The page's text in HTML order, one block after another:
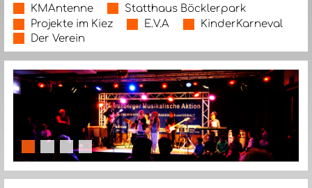
KMAntenne
Statthaus Böcklerpark
Projekte im Kiez
E.V.A
KinderKarneval
Der Verein
slide details.
slide details.
slide details.
slide details.